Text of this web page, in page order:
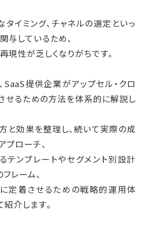
イミング、チャネルの選定といっ
与しているため、
性が乏しくなりがちです。
SaaS提供企業がアップセル・クロ
せるための方法を体系的に解説し
と効果を整理し、続いて実際の成
プローチ、
テンプレートやセグメント別設計
レーム、
定着させるための戦略的運用体
介します。